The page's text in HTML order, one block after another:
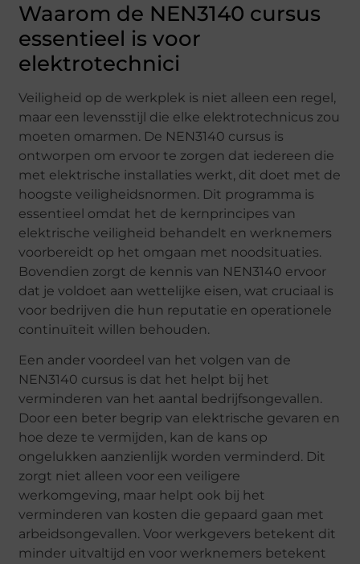
Waarom de NEN3140 cursus
essentieel is voor
elektrotechnici
Veiligheid op de werkplek is niet alleen een regel,
maar een levensstijl die elke elektrotechnicus zou
moeten omarmen. De NEN3140 cursus is
ontworpen om ervoor te zorgen dat iedereen die
met elektrische installaties werkt, dit doet met de
hoogste veiligheidsnormen. Dit programma is
essentieel omdat het de kernprincipes van
elektrische veiligheid behandelt en werknemers
voorbereidt op het omgaan met noodsituaties.
Bovendien zorgt de kennis van NEN3140 ervoor
dat je voldoet aan wettelijke eisen, wat cruciaal is
voor bedrijven die hun reputatie en operationele
continuïteit willen behouden.
Een ander voordeel van het volgen van de
NEN3140 cursus is dat het helpt bij het
verminderen van het aantal bedrijfsongevallen.
Door een beter begrip van elektrische gevaren en
hoe deze te vermijden, kan de kans op
ongelukken aanzienlijk worden verminderd. Dit
zorgt niet alleen voor een veiligere
werkomgeving, maar helpt ook bij het
verminderen van kosten die gepaard gaan met
arbeidsongevallen. Voor werkgevers betekent dit
minder uitvaltijd en voor werknemers betekent